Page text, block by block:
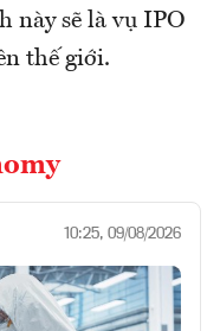
này sẽ là vụ IPO
thế giới.
10:25, 09/08/2026